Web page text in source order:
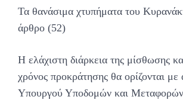
Τα θανάσιμα χτυπήματα του
άρθρο (52)
Η ελάχιστη διάρκεια της μίσθωσης
χρόνος προκράτησης θα ορίζονται
Υπουργού Υποδομών και